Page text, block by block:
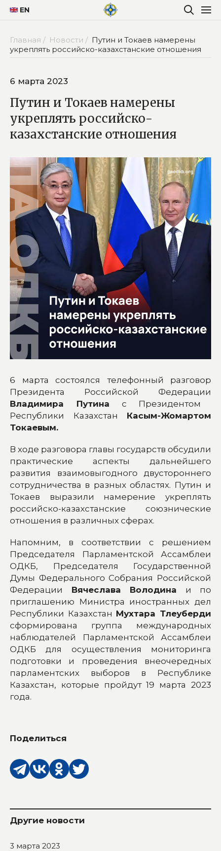
EN
Главная / Новости / Путин и Токаев намерены
укреплять российско-казахстанские отношения
6 марта 2023
Путин и Токаев намерены
укреплять российско-
казахстанские отношения
6 марта состоялся телефонный разговор
Президента Российской Федерации
Владимира Путина с Президентом
Республики Казахстан Касым-Жомартом
Токаевым.
В ходе разговора главы государств обсудили
практические аспекты дальнейшего
развития взаимовыгодного двустороннего
сотрудничества в разных областях. Путин и
Токаев выразили намерение укреплять
российско-казахстанские союзнические
отношения в различных сферах.
Напомним, в соответствии с решением
Председателя Парламентской Ассамблеи
ОДКБ, Председателя Государственной
Думы Федерального Собрания Российской
Федерации Вячеслава Володина и по
приглашению Министра иностранных дел
Республики Казахстан Мухтара Тлеуберди
сформирована группа международных
наблюдателей Парламентской Ассамблеи
ОДКБ для осуществления мониторинга
подготовки и проведения внеочередных
парламентских выборов в Республике
Казахстан, которые пройдут 19 марта 2023
года.
Поделиться
Другие новости
3 марта 2023